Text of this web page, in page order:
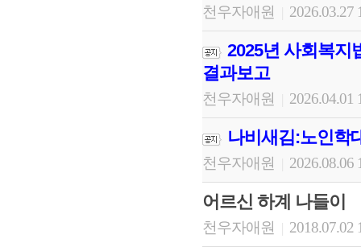
천우자애원 2026.03.27
2025년 사회복지
결과보고
천우자애원 2026.04.01
나비새김:노인학
천우자애원 2026.08.06
어르신 하계 나들이
천우자애원 2018.07.02